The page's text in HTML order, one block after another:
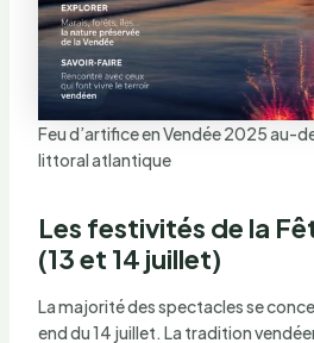
Feu d’artifice en Vendée 2025 au-
littoral atlantique
Les festivités de la
(13 et 14 juillet)
La majorité des spectacles se
end du 14 juillet. La tradition